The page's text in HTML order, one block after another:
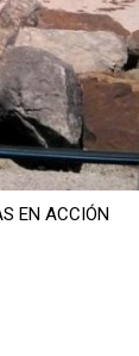
EN ACCIÓN